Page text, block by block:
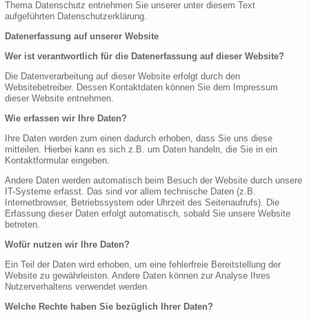
Thema Datenschutz entnehmen Sie unserer unter diesem Text
aufgeführten Datenschutzerklärung.
Datenerfassung auf unserer Website
Wer ist verantwortlich für die Datenerfassung auf dieser Website?
Die Datenverarbeitung auf dieser Website erfolgt durch den
Websitebetreiber. Dessen Kontaktdaten können Sie dem Impressum
dieser Website entnehmen.
Wie erfassen wir Ihre Daten?
Ihre Daten werden zum einen dadurch erhoben, dass Sie uns diese
mitteilen. Hierbei kann es sich z.B. um Daten handeln, die Sie in ein
Kontaktformular eingeben.
Andere Daten werden automatisch beim Besuch der Website durch unsere
IT-Systeme erfasst. Das sind vor allem technische Daten (z.B.
Internetbrowser, Betriebssystem oder Uhrzeit des Seitenaufrufs). Die
Erfassung dieser Daten erfolgt automatisch, sobald Sie unsere Website
betreten.
Wofür nutzen wir Ihre Daten?
Ein Teil der Daten wird erhoben, um eine fehlerfreie Bereitstellung der
Website zu gewährleisten. Andere Daten können zur Analyse Ihres
Nutzerverhaltens verwendet werden.
Welche Rechte haben Sie bezüglich Ihrer Daten?